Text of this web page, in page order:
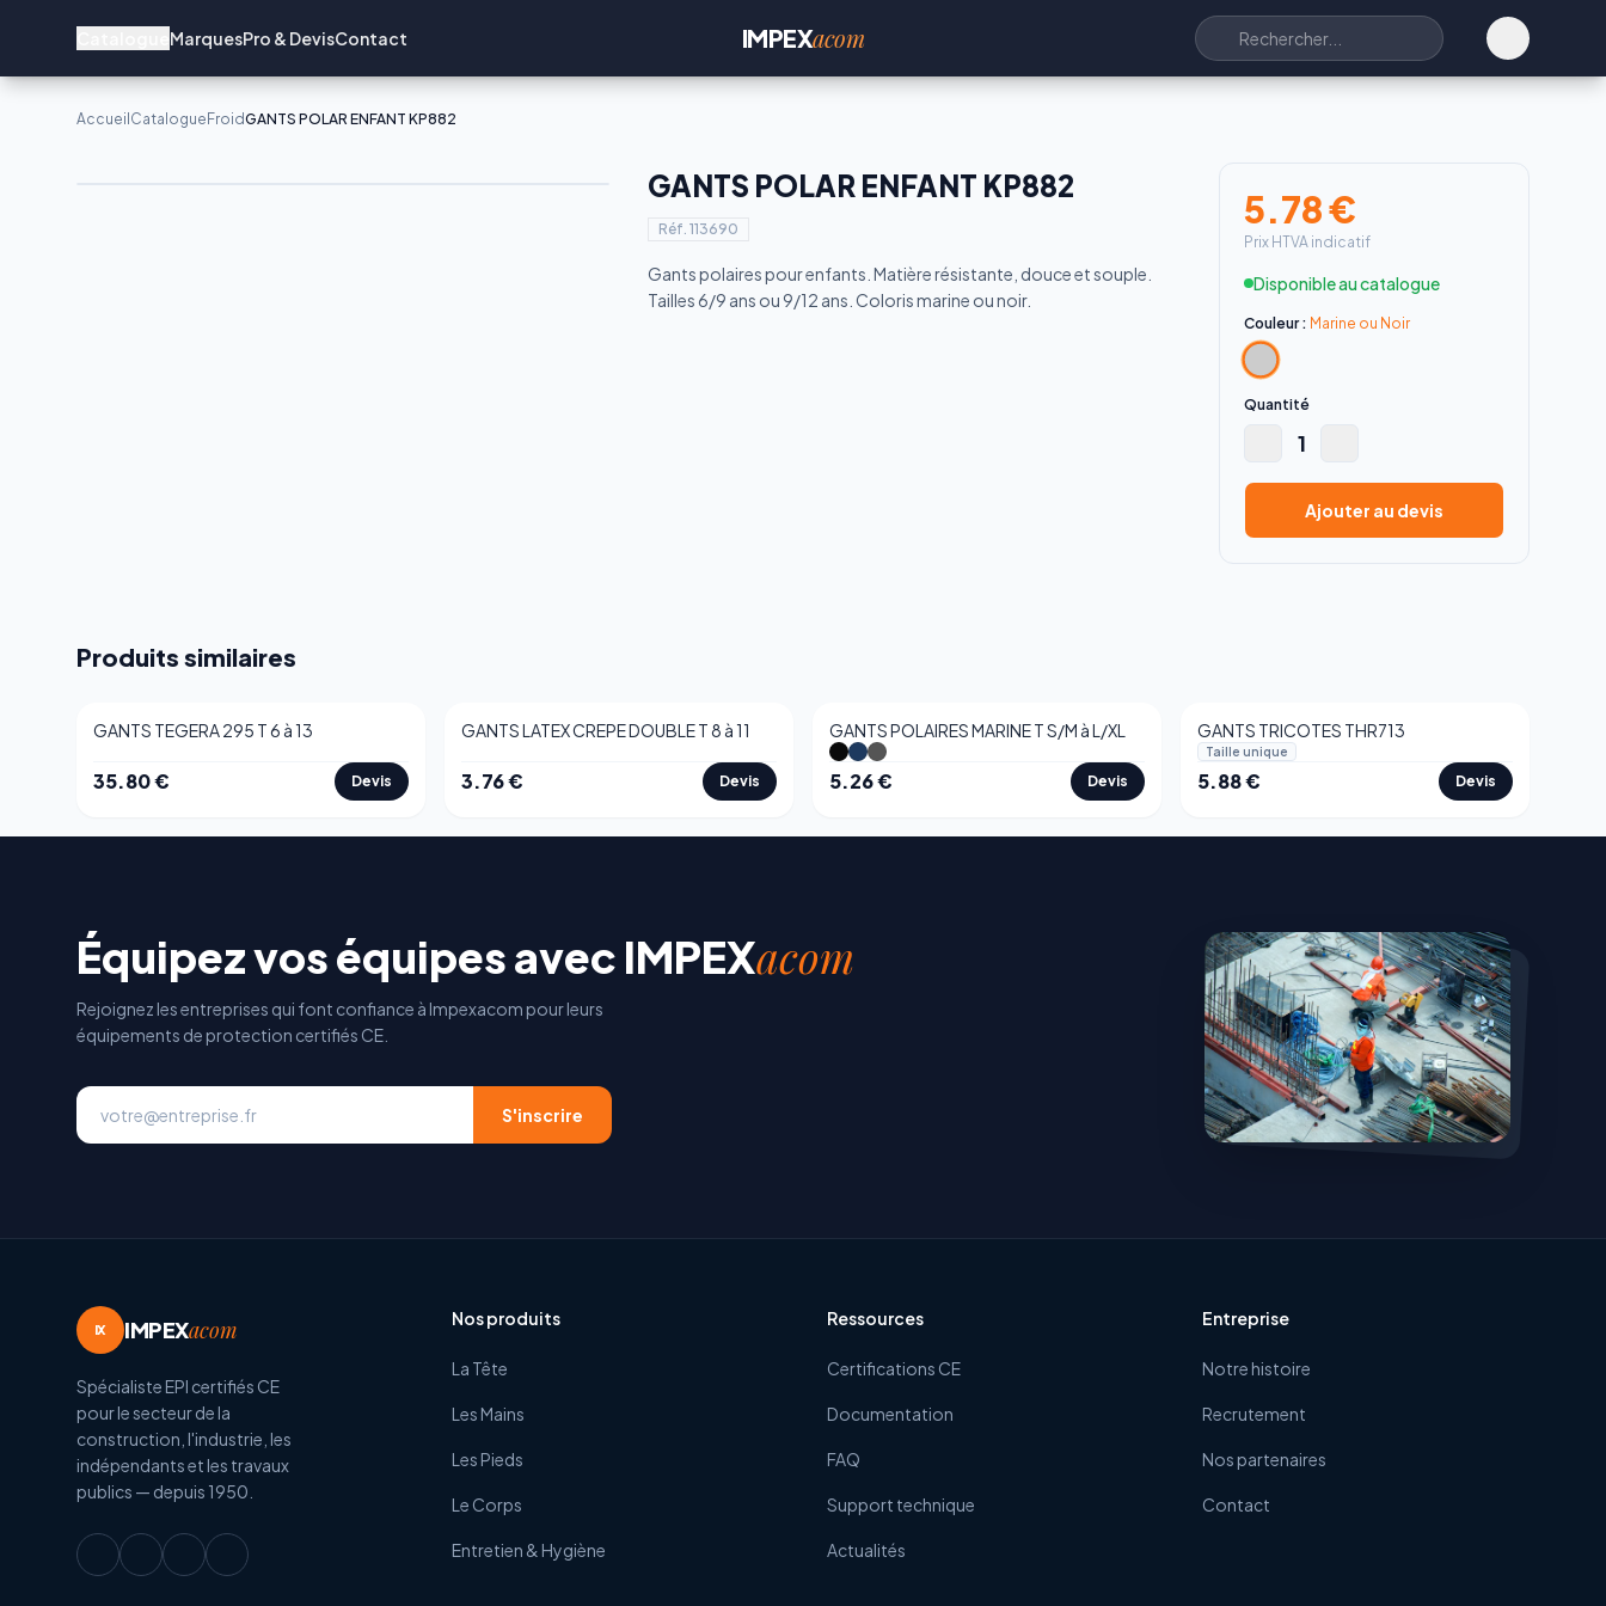
MarquesPro & DevisContact IMPEXacom
Accueil Catalogue FroidGANTS POLAR ENFANT KP882
GANTS POLAR ENFANT KP882
Réf. 113690
Gants polaires pour enfants. Matière résistante, douce et souple.
Tailles 6/9 ans ou 9/12 ans. Coloris marine ou noir.
5.78€
Prix HTVA indicatif
Disponible au catalogue
Couleur : Marine ou Noir
Quantité
1
Ajouter au devis
Produits similaires
GANTS TEGERA 295 T 6 à 13
35.80€ Devis
GANTS LATEX CREPE DOUBLE T 8 à 11
3.76€ Devis
GANTS POLAIRES MARINE T S/M à L/XL
5.26€ Devis
GANTS TRICOTES THR713
Taille unique
5.88€ Devis
Équipez vos équipes avec IMPEXacom
Rejoignez les entreprises qui font confiance à Impexacom pour leurs
équipements de protection certifiés CE.
S'inscrire
IX IMPEXacom
Spécialiste EPI certifiés CE
pour le secteur de la
construction, l'industrie, les
indépendants et les travaux
publics — depuis 1950.
Nos produits
La Tête
Les Mains
Les Pieds
Le Corps
Entretien & Hygiène
Ressources
Certifications CE
Documentation
FAQ
Support technique
Actualités
Entreprise
Notre histoire
Recrutement
Nos partenaires
Contact